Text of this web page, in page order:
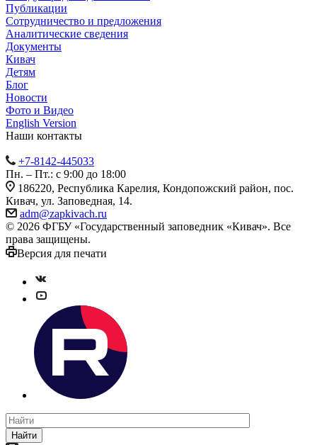
Публикации
Сотрудничество и предложения
Аналитические сведения
Документы
Кивач
Детям
Блог
Новости
Фото и Видео
English Version
Наши контакты
+7-8142-445033
Пн. – Пт.: с 9:00 до 18:00
186220, Республика Карелия, Кондопожский район, пос.
Кивач, ул. Заповедная, 14.
adm@zapkivach.ru
© 2026 ФГБУ «Государственный заповедник «Кивач». Все
права защищены.
Версия для печати
Найти